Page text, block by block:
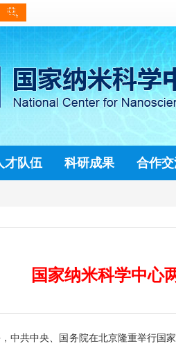
才队伍 科研成果 合作
国家纳米科学中心
，中共中央、国务院在北京隆重举行国